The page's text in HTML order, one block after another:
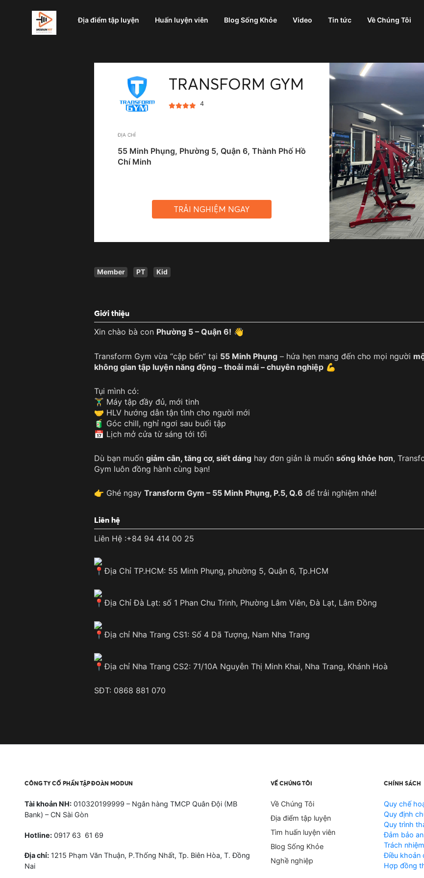
Địa điểm tập luyện Huấn luyện viên Blog Sống Khỏe Video Tin tức Về Chúng Tôi
TRANSFORM GYM
4
ĐỊA CHỈ
55 Minh Phụng, Phường 5, Quận 6, Thành Phố Hồ
Chí Minh
TRẢI NGHIỆM NGAY
Member PT Kid
Giới thiệu
Xin chào bà con Phường 5 – Quận 6! 👋
Transform Gym vừa “cập bến” tại 55 Minh Phụng – hứa hẹn mang đến cho mọi người
không gian tập luyện năng động – thoải mái – chuyên nghiệp 💪
Tụi mình có:
🏋️‍♂️ Máy tập đầy đủ, mới tinh
🤝 HLV hướng dẫn tận tình cho người mới
🧃 Góc chill, nghỉ ngơi sau buổi tập
📅 Lịch mở cửa từ sáng tới tối
Dù bạn muốn giảm cân, tăng cơ, siết dáng hay đơn giản là muốn sống khỏe hơn,
Gym luôn đồng hành cùng bạn!
👉 Ghé ngay Transform Gym – 55 Minh Phụng, P.5, Q.6 để trải nghiệm nhé!
Liên hệ
Liên Hệ :+84 94 414 00 25
Địa Chỉ TP.HCM: 55 Minh Phụng, phường 5, Quận 6, Tp.HCM
Địa Chỉ Đà Lạt: số 1 Phan Chu Trinh, Phường Lâm Viên, Đà Lạt, Lâm Đồng
Địa chỉ Nha Trang CS1: Số 4 Dã Tượng, Nam Nha Trang
Địa chỉ Nha Trang CS2: 71/10A Nguyễn Thị Minh Khai, Nha Trang, Khánh Hoà
SĐT: 0868 881 070
CÔNG TY CỔ PHẦN TẬP ĐOÀN MODUN
Tài khoản NH: 010320199999 – Ngân hàng TMCP Quân Đội (MB
Bank) – CN Sài Gòn
Hotline: 0917 63 61 69
Địa chỉ: 1215 Phạm Văn Thuận, P.Thống Nhất, Tp. Biên Hòa, T. Đồng
Nai
VỀ CHÚNG TÔI
Về Chúng Tôi
Địa điểm tập luyện
Tìm huấn luyện viên
Blog Sống Khỏe
Nghề nghiệp
CHÍNH SÁCH
Quy chế
Quy định
Quy trình
Đảm bảo
Trách nhiệm
Điều khoản
Hợp đồng